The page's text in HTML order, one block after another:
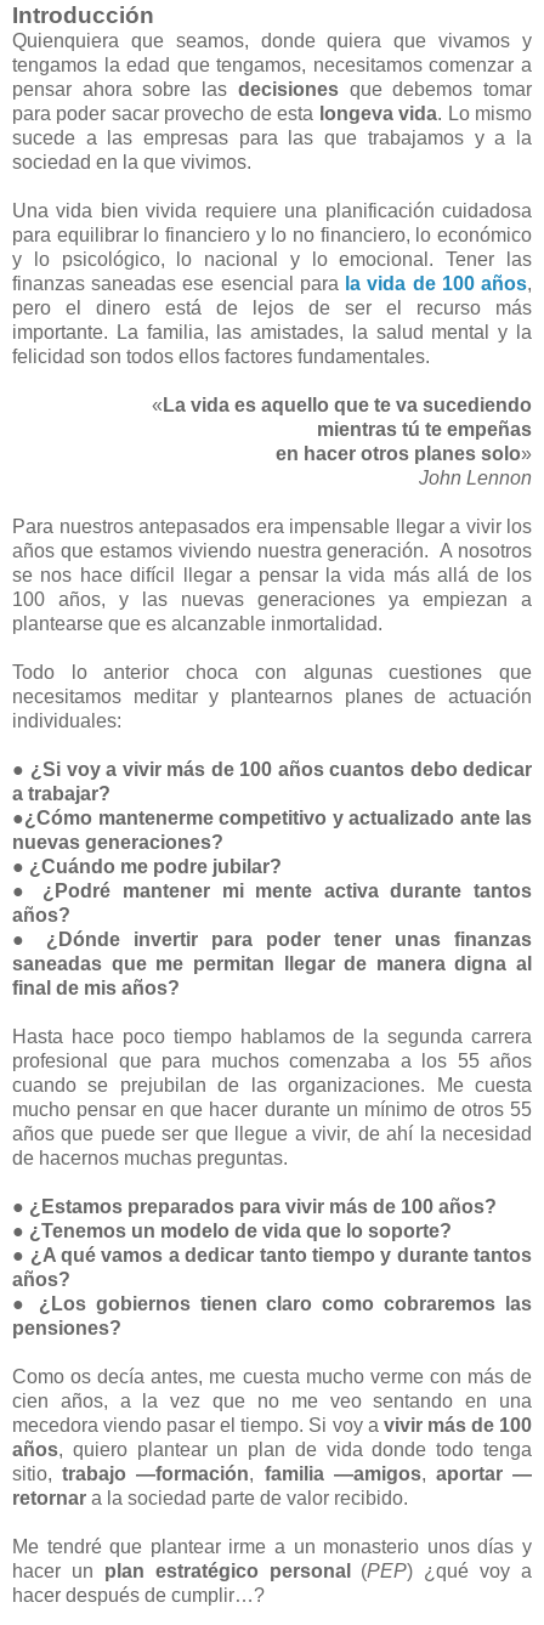
Introducción
Quienquiera que seamos, donde quiera que vivamos y
tengamos la edad que tengamos, necesitamos comenzar a
pensar ahora sobre las decisionesque debemos tomar
para poder sacar provecho de esta longeva vida. Lo mismo
sucede a las empresas para las que trabajamos y a la
sociedad en la que vivimos.
Una vida bien vivida requiere una planificación cuidadosa
para equilibrar lo financiero y lo no financiero, lo económico
y lo psicológico, lo nacional y lo emocional. Tener las
finanzas saneadas ese esencial para la vida de 100 años,
pero el dinero está de lejos de ser el recurso más
importante. La familia, las amistades, la salud mental y la
felicidad son todos ellos factores fundamentales.
« La vida es aquello que te va sucediendo
mientras tú te empeñas
en hacer otros planes solo»
John Lennon
Para nuestros antepasados era impensable llegar a vivir los
años que estamos viviendo nuestra generación. A nosotros
se nos hace difícil llegar a pensar la vida más allá de los
100 años, y las nuevas generaciones ya empiezan a
plantearse que es alcanzable inmortalidad.
Todo lo anterior choca con algunas cuestiones que
necesitamos meditar y plantearnos planes de actuación
individuales:
● ¿Si voy a vivir más de 100 años cuantos debo dedicar
a trabajar?
●¿Cómo mantenerme competitivo y actualizado ante las
nuevas generaciones?
● ¿Cuándo me podre jubilar?
● ¿Podré mantener mi mente activa durante tantos
años?
● ¿Dónde invertir para poder tener unas finanzas
saneadas que me permitan llegar de manera digna al
final de mis años?
Hasta hace poco tiempo hablamos de la segunda carrera
profesional que para muchos comenzaba a los 55 años
cuando se prejubilan de las organizaciones. Me cuesta
mucho pensar en que hacer durante un mínimo de otros 55
años que puede ser que llegue a vivir, de ahí la necesidad
de hacernos muchas preguntas.
● ¿Estamos preparados para vivir más de 100 años?
● ¿Tenemos un modelo de vida que lo soporte?
● ¿A qué vamos a dedicar tanto tiempo y durante tantos
años?
● ¿Los gobiernos tienen claro como cobraremos las
pensiones?
Como os decía antes, me cuesta mucho verme con más de
cien años, a la vez que no me veo sentando en una
mecedora viendo pasar el tiempo. Si voy a vivir más de 100
años, quiero plantear un plan de vida donde todo tenga
sitio,trabajo —formación, familia —amigos, aportar —
retornar a la sociedad parte de valor recibido.
Me tendré que plantear irme a un monasterio unos días y
hacer un plan estratégico personal (PEP) ¿qué voy a
hacer después de cumplir…?